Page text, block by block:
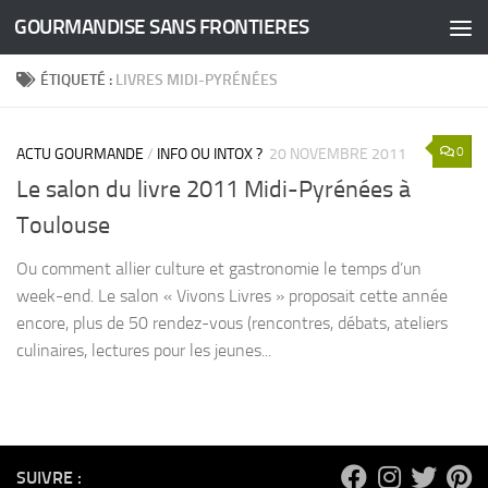
Skip to content
GOURMANDISE SANS FRONTIERES
ÉTIQUETÉ : LIVRES MIDI-PYRÉNÉES
0
ACTU GOURMANDE / INFO OU INTOX ? 20 NOVEMBRE 2011
Le salon du livre 2011 Midi-Pyrénées à
Toulouse
Ou comment allier culture et gastronomie le temps d’un
week-end. Le salon « Vivons Livres » proposait cette année
encore, plus de 50 rendez-vous (rencontres, débats, ateliers
culinaires, lectures pour les jeunes...
SUIVRE :